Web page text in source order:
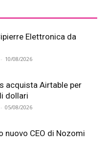
Elettronica da
- 10/08/2026
acquista Airtable per
dollari
- 05/08/2026
nuovo CEO di Nozomi